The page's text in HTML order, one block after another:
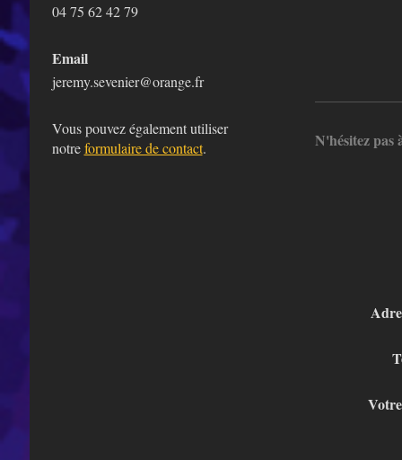
N'hésitez pas
04 75 62 42 79
Email
jeremy.sevenier@orange.fr
Vous pouvez également utiliser
notreformulaire de contact.